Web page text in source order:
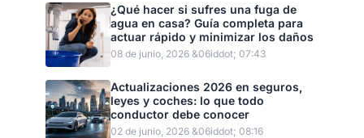
¿Qué hacer si sufres una fuga de
agua en casa? Guía completa para
actuar rápido y minimizar los daños
08 de junio, 2026 &06iddot; 07:43
Actualizaciones 2026 en seguros,
leyes y coches: lo que todo
conductor debe conocer
02 de junio, 2026 &06iddot; 08:16